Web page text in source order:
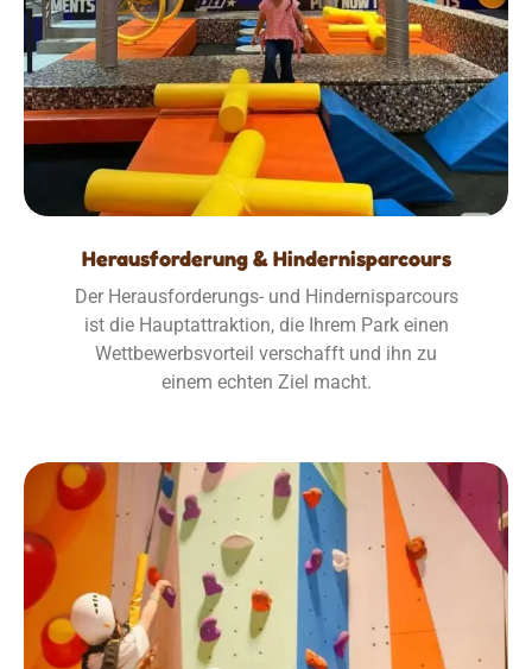
Herausforderung & Hindernisparcours
Der Herausforderungs- und Hindernisparcours
ist die Hauptattraktion, die Ihrem Park einen
Wettbewerbsvorteil verschafft und ihn zu
einem echten Ziel macht.